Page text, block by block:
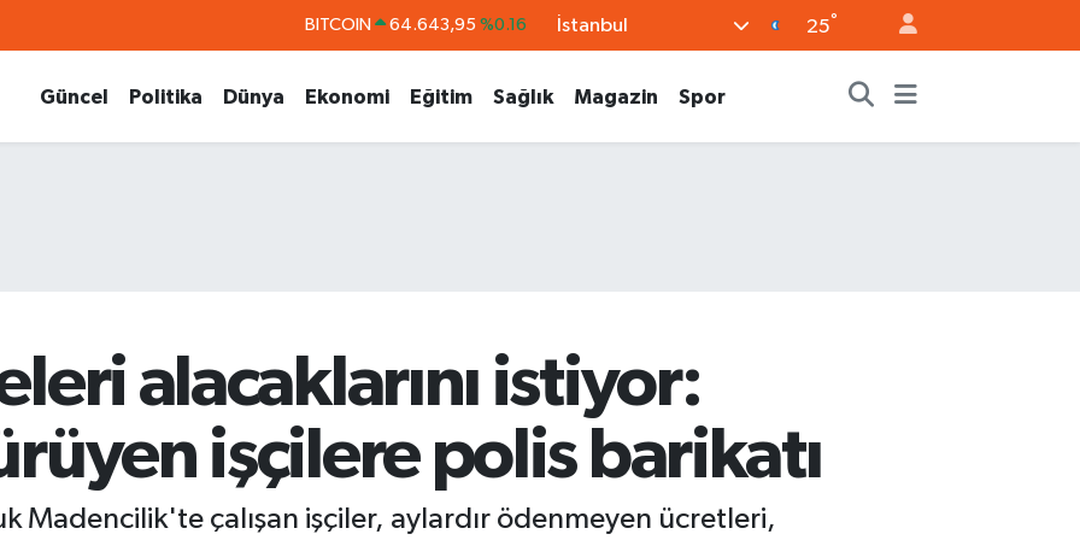
DOLAR 47,6704 %0
64,2143 %0
İstanbul 25°
Güncel Politika Dünya Ekonomi Eğitim Sağlık Magazin Spor
alacaklarını istiyor:
işçilere polis barikatı
Madencilik'te çalışan işçiler, aylardır ödenmeyen ücretleri,